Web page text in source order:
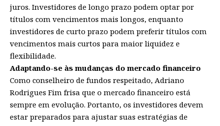
juros. Investidores de longo prazo podem optar por
títulos com vencimentos mais longos, enquanto
investidores de curto prazo podem preferir títulos com
vencimentos mais curtos para maior liquidez e
flexibilidade.
Adaptando-se às mudanças do mercado financeiro
Como conselheiro de fundos respeitado, Adriano
Rodrigues Fim frisa que o mercado financeiro está
sempre em evolução. Portanto, os investidores devem
estar preparados para ajustar suas estratégias de